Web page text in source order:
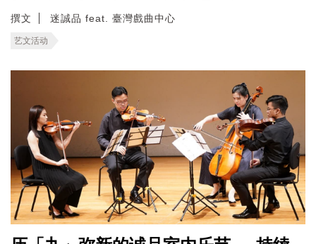
撰文 迷誠品 feat. 臺灣戲曲中心
艺文活动